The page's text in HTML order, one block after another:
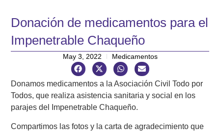
Donación de medicamentos para el
Impenetrable Chaqueño
May 3, 2022 Medicamentos
Donamos medicamentos a la Asociación Civil Todo por
Todos, que realiza asistencia sanitaria y social en los
parajes del Impenetrable Chaqueño.
Compartimos las fotos y la carta de agradecimiento que